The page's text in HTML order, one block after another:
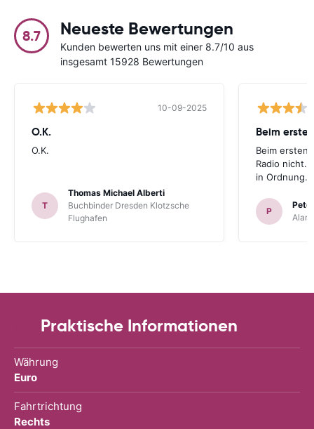
8.7 Neueste Bewertungen
Kunden bewerten uns mit einer 8.7/10 aus
insgesamt 15928 Bewertungen
10-09-2025
O.K.
O.K.
T
Thomas Michael Alberti
Buchbinder Dresden Klotzsche
Flughafen
Beim
Beim ersten
Radio nicht.
in Ordnung.
P
Praktische Informationen
Währung
Euro
Fahrtrichtung
Rechts